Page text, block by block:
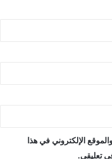
الإلكتروني في هذا
تعليقي.